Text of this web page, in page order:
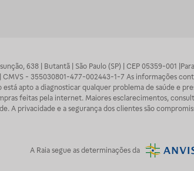
638 | Butantã | São Paulo (SP) | CEP 05359-001
CMVS - 355030801-477-002443-1-7 As informações
apto a diagnosticar qualquer problema de saúde e
feitas pela internet. Maiores esclarecimentos,
A privacidade e a segurança dos clientes são
A Raiasegue as determinações da